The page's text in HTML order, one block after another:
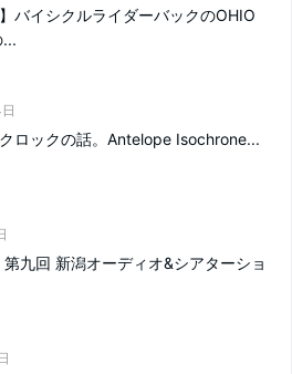
】バイシクルライダーバックのOHIO
ロックの話。Antelope Isochrone...
第九回 新潟オーディオ&シアターショ